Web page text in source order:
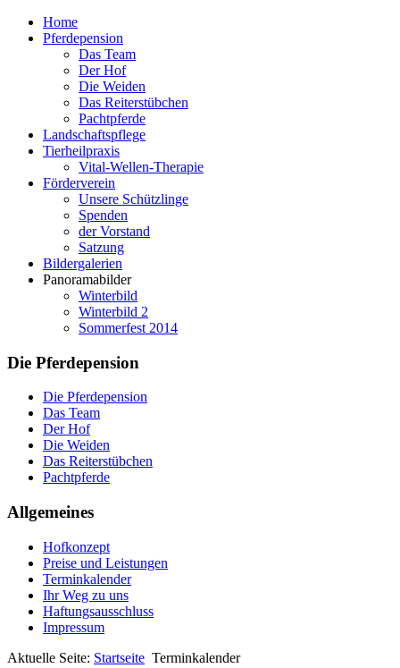
Home
Pferdepension
Das Team
Der Hof
Die Weiden
Das Reiterstübchen
Pachtpferde
Landschaftspflege
Tierheilpraxis
Vital-Wellen-Therapie
Förderverein
Unsere Schützlinge
Spenden
der Vorstand
Satzung
Bildergalerien
Panoramabilder
Winterbild
Winterbild 2
Sommerfest 2014
Die Pferdepension
Die Pferdepension
Das Team
Der Hof
Die Weiden
Das Reiterstübchen
Pachtpferde
Allgemeines
Hofkonzept
Preise und Leistungen
Terminkalender
Ihr Weg zu uns
Haftungsausschluss
Impressum
Aktuelle Seite: Startseite Terminkalender